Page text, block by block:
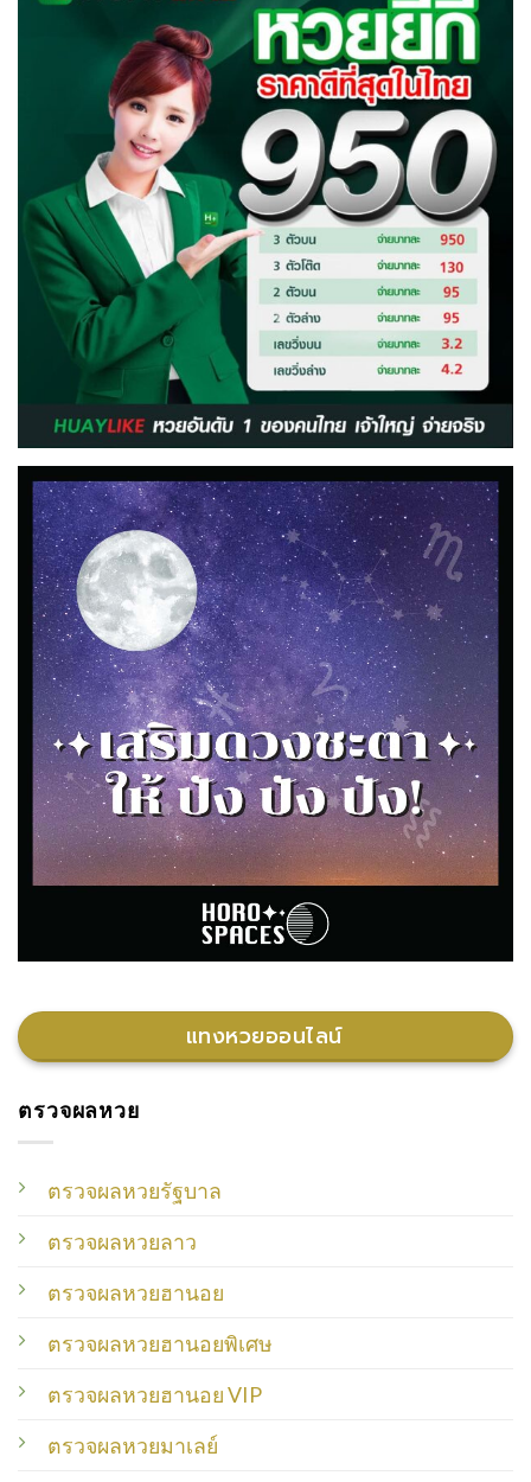
แทงหวยออนไลน์
ตรวจผลหวย
ตรวจผลหวยรัฐบาล
ตรวจผลหวยลาว
ตรวจผลหวยฮานอย
ตรวจผลหวยฮานอยพิเศษ
ตรวจผลหวยฮานอย VIP
ตรวจผลหวยมาเลย์